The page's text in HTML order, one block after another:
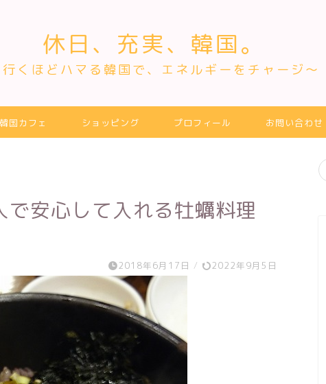
休日、充実、韓国。
くほどハマる韓国で、エネルギーをチャージ～
韓国カフェ ショッピング プロフィール お問い合わせ
安心して入れる牡蠣料理
2018年6月17日 / 2022年9月5日